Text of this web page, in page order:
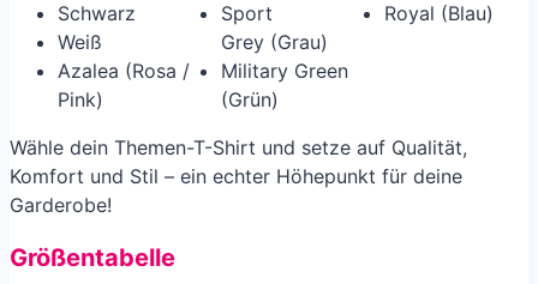
Schwarz
Weiß
Azalea (Rosa /
Pink)
Sport
Grey (Grau)
Military Green
(Grün)
Royal (Blau)
Wähle dein Themen-T-Shirt und setze auf Qualität,
Komfort und Stil – ein echter Höhepunkt für deine
Garderobe!
Größentabelle